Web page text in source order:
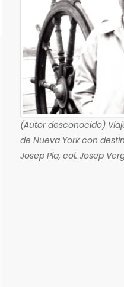
(Autor desconocido)
de Nueva York con
Josep Pla, col. Josep